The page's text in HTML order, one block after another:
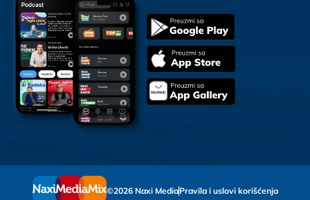
©2026 Naxi MediaPravila i uslovi korišćenja